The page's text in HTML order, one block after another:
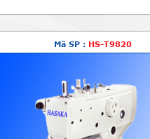
Mã SP : HS-T9820